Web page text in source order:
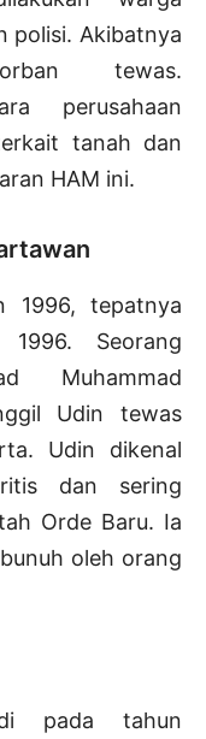
polisi. Akibatnya
tewas.
perusahaan
tanah dan
HAM ini.
1996, tepatnya
Seorang
Muhammad
Udin tewas
Udin dikenal
dan sering
Orde Baru. Ia
oleh orang
pada tahun